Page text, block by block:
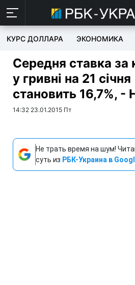
КУРС ДОЛЛАРА ЭКОНОМИКА
Середня ставка за
у гривні на 21 січня
становить 16,7%, -
14:32 23.01.2015 Пт
Не трать время на шум!
суть из РБК-Украина в